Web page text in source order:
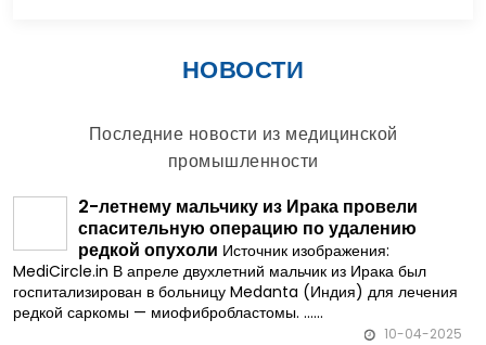
НОВОСТИ
Последние новости из медицинской
промышленности
2-летнему мальчику из Ирака провели
спасительную операцию по удалению
редкой опухоли Источник изображения:
MediCircle.in В апреле двухлетний мальчик из Ирака был
госпитализирован в больницу Medanta (Индия) для лечения
редкой саркомы — миофибробластомы. ......
10-04-2025